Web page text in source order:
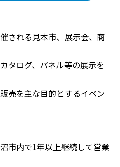
される見本市、展示会、商
タログ、パネル等の展示を
売を主な目的とするイベン
市内で1年以上継続して営業